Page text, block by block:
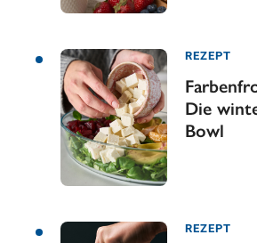
REZEPT
Die
Bowl
REZEPT